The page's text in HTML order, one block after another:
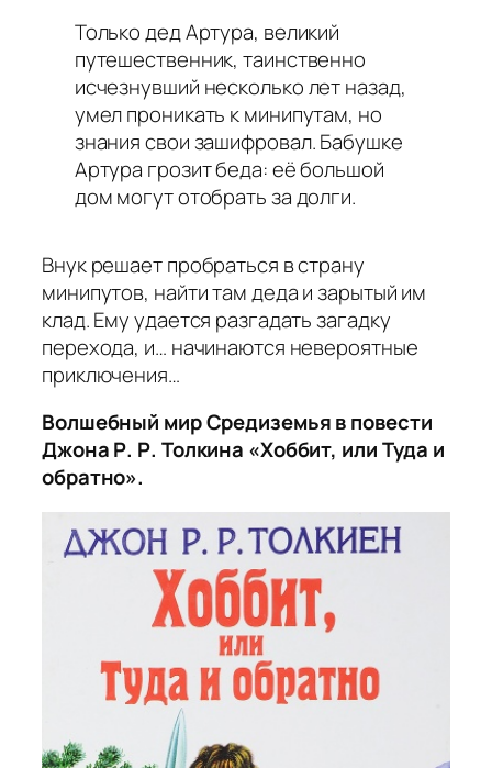
Только дед Артура, великий
путешественник, таинственно
исчезнувший несколько лет назад,
умел проникать к минипутам, но
знания свои зашифровал. Бабушке
Артура грозит беда: её большой
дом могут отобрать за долги.
Внук решает пробраться в страну
минипутов, найти там деда и зарытый им
клад. Ему удается разгадать загадку
перехода, и… начинаются невероятные
приключения…
Волшебный мир Средиземья в повести
Джона Р. Р. Толкина «Хоббит, или Туда и
обратно».